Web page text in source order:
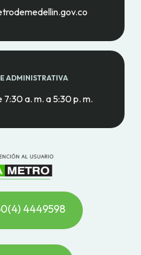
ADMINISTRATIVA
7:30 a. m. a 5:30 p. m.
4449598